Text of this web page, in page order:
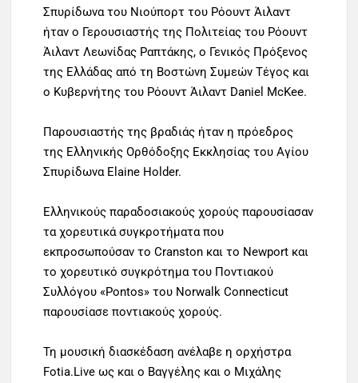
Σπυρίδωνα του Νιούπορτ του Ρόουντ Άιλαντ
ήταν ο Γερουσιαστής της Πολιτείας του Ρόουντ
Άιλαντ Λεωνίδας Ραπτάκης, ο Γενικός Πρόξενος
της Ελλάδας από τη Βοστώνη Συμεών Τέγος και
ο Κυβερνήτης του Ρόουντ Άιλαντ Daniel McKee.
Παρουσιαστής της βραδιάς ήταν η πρόεδρος
της Ελληνικής Ορθόδοξης Εκκλησίας του Αγίου
Σπυρίδωνα Elaine Holder.
Ελληνικούς παραδοσιακούς χορούς παρουσίασαν
τα χορευτικά συγκροτήματα που
εκπροσωπούσαν το Cranston και το Newport και
το χορευτικό συγκρότημα του Ποντιακού
Συλλόγου «Pontos» του Norwalk Connecticut
παρουσίασε ποντιακούς χορούς.
Τη μουσική διασκέδαση ανέλαβε η ορχήστρα
Fotia.Live ως και ο Βαγγέλης και ο Μιχάλης